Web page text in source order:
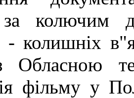
колючим
- колишніх
Обласною
фільму у